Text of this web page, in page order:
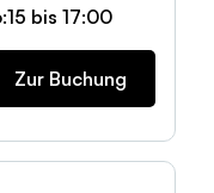
bis 17:00
Zur Buchung